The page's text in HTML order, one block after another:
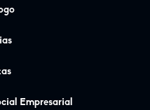
Empresarial